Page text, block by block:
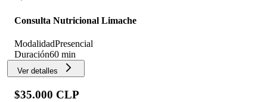
Consulta Nutricional Limache
ModalidadPresencial
Duración60 min
Ver detalles
$35.000 CLP